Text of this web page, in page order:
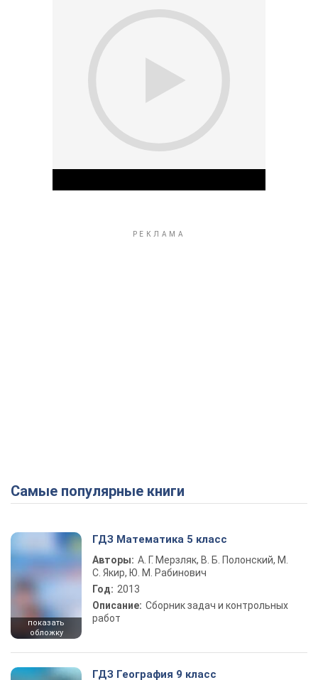
Самые популярные книги
показать
обложку
ГДЗ Математика 5 класс
Авторы: А. Г. Мерзляк, В. Б. Полонский, М.
С. Якир, Ю. М. Рабинович
Год: 2013
Описание: Сборник задач и контрольных
работ
ГДЗ География 9 класс